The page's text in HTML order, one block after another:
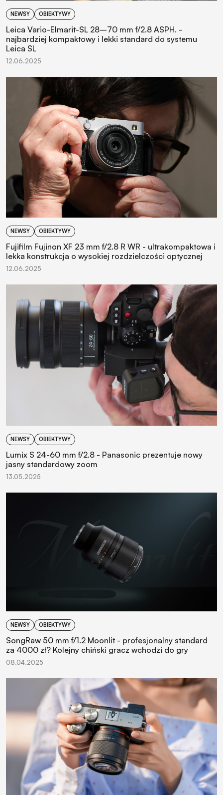
NEWSY OBIEKTYWY
Leica Vario-Elmarit-SL 28–70 mm f/2.8 ASPH. -
najbardziej kompaktowy i lekki standard do systemu
Leica SL
12.06.2025
NEWSY OBIEKTYWY
Fujifilm Fujinon XF 23 mm f/2.8 R WR - ultrakompaktowa i
lekka konstrukcja o wysokiej rozdzielczości optycznej
12.06.2025
NEWSY OBIEKTYWY
Lumix S 24-60 mm f/2.8 - Panasonic prezentuje nowy
jasny standardowy zoom
13.05.2025
NEWSY OBIEKTYWY
SongRaw 50 mm f/1.2 Moonlit - profesjonalny standard
za 4000 zł? Kolejny chiński gracz wchodzi do gry
08.04.2025